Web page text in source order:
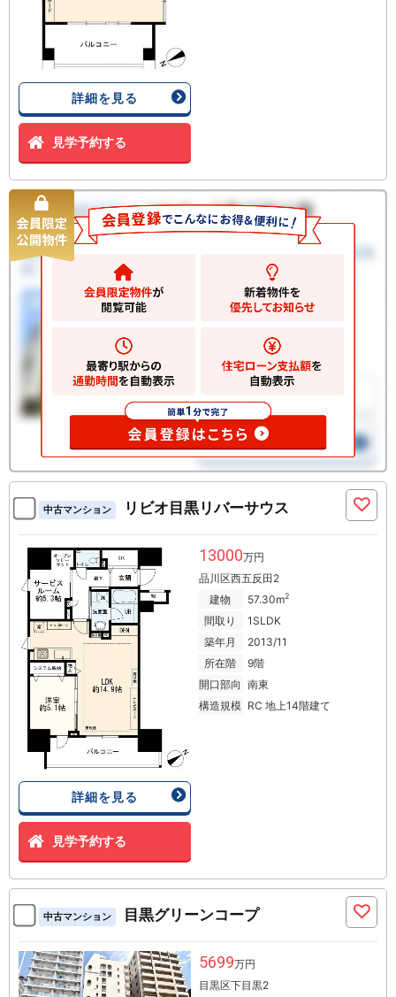
詳細を見る
見学予約する
中古マンション リビオ目黒リバーサウス
詳細を見る
見学予約する
13000万円
品川区西五反田2
建物
57.30m2
間取り
1SLDK
築年月
2013/11
所在階
9階
開口部向 南東
構造規模 RC 地上14階建て
中古マンション 目黒グリーンコープ
5699万円
目黒区下目黒2